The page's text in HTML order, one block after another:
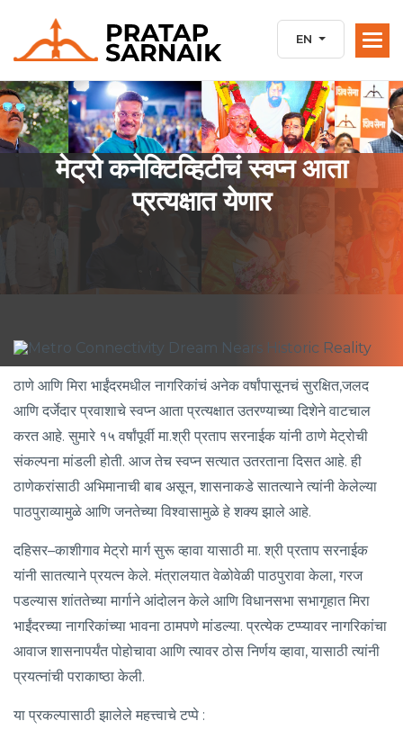
EN
मेट्रो कनेक्टिव्हिटीचं स्वप्न आता
प्रत्यक्षात येणार
ठाणे आणि मिरा भाईंदरमधील नागरिकांचं अनेक वर्षांपासूनचं सुरक्षित,जलद
आणि दर्जेदार प्रवाशाचे स्वप्न आता प्रत्यक्षात उतरण्याच्या दिशेने वाटचाल
करत आहे. सुमारे १५ वर्षांपूर्वी मा.श्री प्रताप सरनाईक यांनी ठाणे मेट्रोची
संकल्पना मांडली होती. आज तेच स्वप्न सत्यात उतरताना दिसत आहे. ही
ठाणेकरांसाठी अभिमानाची बाब असून, शासनाकडे सातत्याने त्यांनी केलेल्या
पाठपुराव्यामुळे आणि जनतेच्या विश्वासामुळे हे शक्य झाले आहे.
दहिसर–काशीगाव मेट्रो मार्ग सुरू व्हावा यासाठी मा. श्री प्रताप सरनाईक
यांनी सातत्याने प्रयत्न केले. मंत्रालयात वेळोवेळी पाठपुरावा केला, गरज
पडल्यास शांततेच्या मार्गाने आंदोलन केले आणि विधानसभा सभागृहात मिरा
भाईंदरच्या नागरिकांच्या भावना ठामपणे मांडल्या. प्रत्येक टप्प्यावर नागरिकांचा
आवाज शासनापर्यंत पोहोचावा आणि त्यावर ठोस निर्णय व्हावा, यासाठी त्यांनी
प्रयत्नांची पराकाष्ठा केली.
या प्रकल्पासाठी झालेले महत्त्वाचे टप्पे :